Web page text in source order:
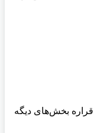
قراره بخش‌های دیگه